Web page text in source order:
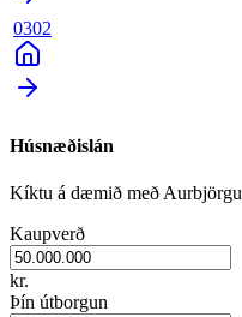
0302
Húsnæðislán
Kíktu á dæmið með Aurbjörgu
Kaupverð
kr.
Þín útborgun